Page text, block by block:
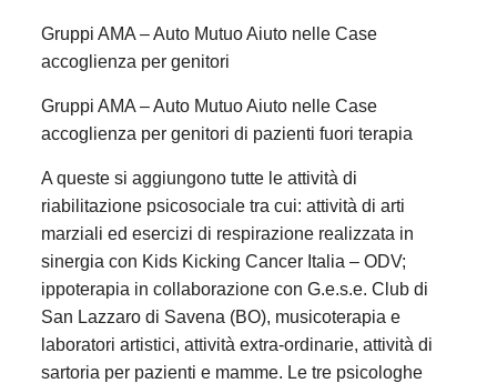
Gruppi AMA – Auto Mutuo Aiuto nelle Case
accoglienza per genitori
Gruppi AMA – Auto Mutuo Aiuto nelle Case
accoglienza per genitori di pazienti fuori terapia
A queste si aggiungono tutte le attività di
riabilitazione psicosociale tra cui: attività di arti
marziali ed esercizi di respirazione realizzata in
sinergia con Kids Kicking Cancer Italia – ODV;
ippoterapia in collaborazione con G.e.s.e. Club di
San Lazzaro di Savena (BO), musicoterapia e
laboratori artistici, attività extra-ordinarie, attività di
sartoria per pazienti e mamme. Le tre psicologhe